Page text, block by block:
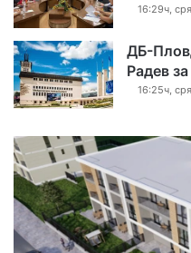
16:29ч,
ДБ-
Радев
16:25ч,